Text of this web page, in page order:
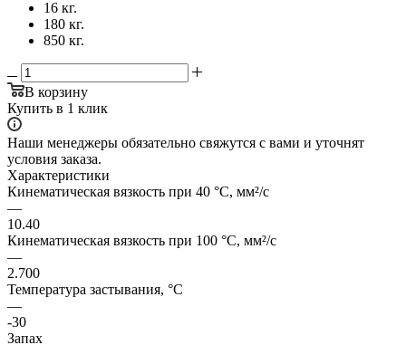
16 кг.
180 кг.
850 кг.
В корзину
Купить в 1 клик
Наши менеджеры обязательно свяжутся с вами и уточнят
условия заказа.
Характеристики
Кинематическая вязкость при 40 °C, мм²/с
—
10.40
Кинематическая вязкость при 100 °C, мм²/с
—
2.700
Температура застывания, °C
—
-30
Запах